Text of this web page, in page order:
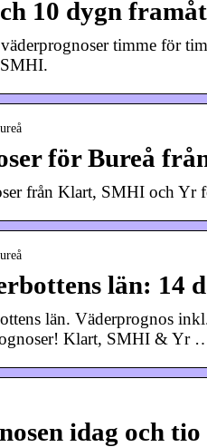
10 dygn
timme för
för Bureå
från Klart, SMHI och Yr
län: 14
län. Väderprognos
Klart, SMHI & Yr
idag och